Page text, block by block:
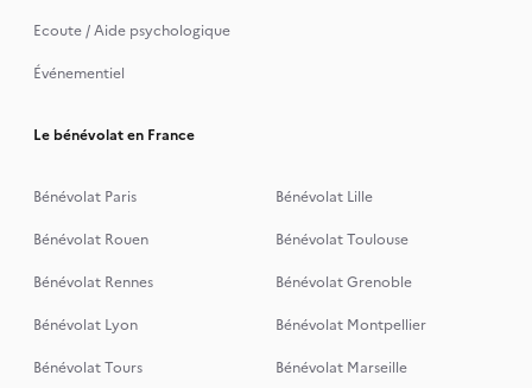
Ecoute / Aide psychologique
Événementiel
Le bénévolat en France
Bénévolat Paris
Bénévolat Lille
Bénévolat Rouen
Bénévolat Toulouse
Bénévolat Rennes
Bénévolat Grenoble
Bénévolat Lyon
Bénévolat Montpellier
Bénévolat Tours
Bénévolat Marseille